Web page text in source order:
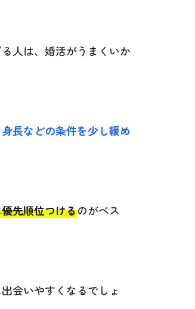
人は、婚活がうまくいか
長などの条件を少し緩め
先順位つけるのがベス
会いやすくなるでしょ